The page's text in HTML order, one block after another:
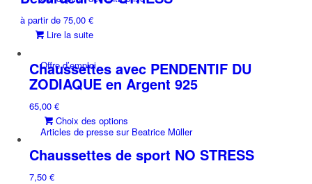
Offre d’emploi
Articles de presse sur Beatrice Müller
à partir de75,00€
Lire la suite
Chaussettes avec PENDENTIF DU
ZODIAQUE en Argent 925
65,00€
Choix des options
produit
plusieurs
Chaussettes de sport NO STRESS
7,50€